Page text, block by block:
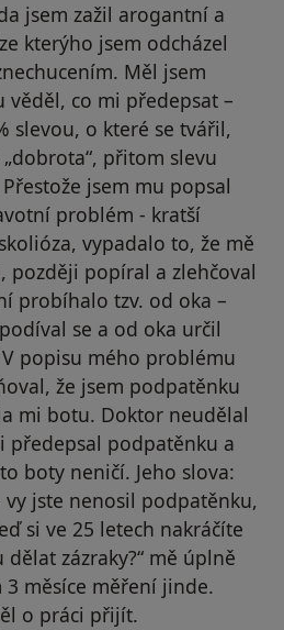
jsem zažil arogantní a
kterýho jsem odcházel
Měl jsem
věděl, co mi předepsat –
slevou, o které se tvářil,
přitom slevu
jsem mu popsal
problém - kratší
vypadalo to, že mě
později popíral a zlehčoval
probíhalo tzv. od oka –
se a od oka určil
popisu mého problému
že jsem podpatěnku
mi botu. Doktor neudělal
předepsal podpatěnku a
boty neničí. Jeho slova:
vy jste nenosil podpatěnku,
si ve 25 letech nakráčíte
zázraky?“ mě úplně
3 měsíce měření jinde.
o práci přijít.